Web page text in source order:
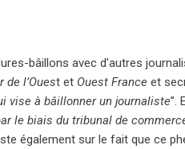
bâillons avec d’autres
de l’Ouest et Ouest France et
vise à bâillonner un journaliste”.
le biais du tribunal de
également sur le fait que ce